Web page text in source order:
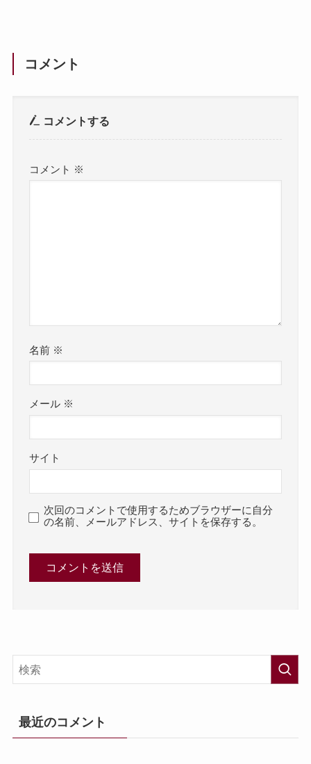
コメント
コメントする
コメント ※
名前 ※
メール ※
サイト
次回のコメントで使用するためブラウザーに自分
の名前、メールアドレス、サイトを保存する。
最近のコメント